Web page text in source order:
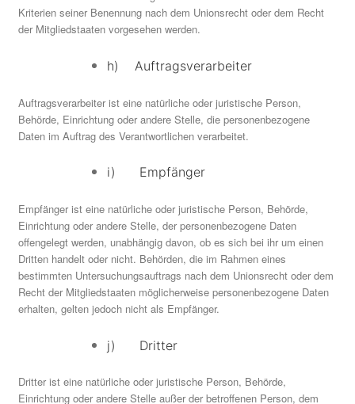
Kriterien seiner Benennung nach dem Unionsrecht oder dem Recht
der Mitgliedstaaten vorgesehen werden.
h) Auftragsverarbeiter
Auftragsverarbeiter ist eine natürliche oder juristische Person,
Behörde, Einrichtung oder andere Stelle, die personenbezogene
Daten im Auftrag des Verantwortlichen verarbeitet.
i) Empfänger
Empfänger ist eine natürliche oder juristische Person, Behörde,
Einrichtung oder andere Stelle, der personenbezogene Daten
offengelegt werden, unabhängig davon, ob es sich bei ihr um einen
Dritten handelt oder nicht. Behörden, die im Rahmen eines
bestimmten Untersuchungsauftrags nach dem Unionsrecht oder dem
Recht der Mitgliedstaaten möglicherweise personenbezogene Daten
erhalten, gelten jedoch nicht als Empfänger.
j) Dritter
Dritter ist eine natürliche oder juristische Person, Behörde,
Einrichtung oder andere Stelle außer der betroffenen Person, dem